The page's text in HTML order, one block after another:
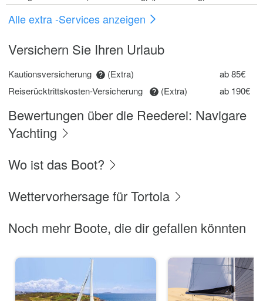
Alle extra -Services anzeigen
Versichern Sie Ihren Urlaub
Kautionsversicherung (Extra)
ab 85€
Reiserücktrittskosten-Versicherung
(Extra) ab 190€
Bewertungen über die Reederei: Navigare
Yachting
Wo ist das Boot?
Wettervorhersage für Tortola
Noch mehr Boote, die dir gefallen könnten